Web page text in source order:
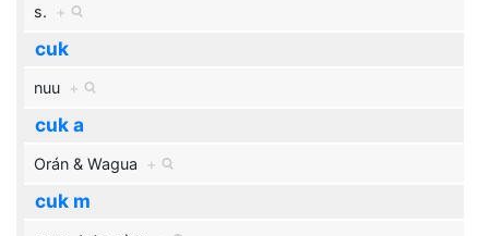
s. +
cuk
nuu +
cuk a
Orán & Wagua +
cuk m